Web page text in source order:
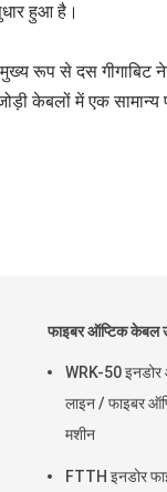
हुआ है।
रूप से दस
केबलों में एक सामान्य
फाइबर ऑप्टिक केबल
WRK-50 इनडोर
लाइन / फाइबर
मशीन
FTTH इनडोर